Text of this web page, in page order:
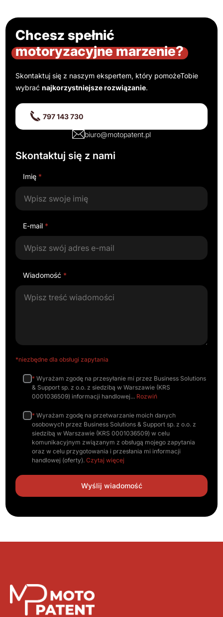
Chcesz spełnić
motoryzacyjne marzenie?
Skontaktuj się z naszym ekspertem, który pomożeTobie
wybraćnajkorzystniejsze rozwiązanie.
797 143 730
biuro@motopatent.pl
Skontaktuj się z nami
Imię *
E-mail *
Wiadomość *
*niezbędne dla obsługi zapytania
* Wyrażam zgodę na przesyłanie mi przez Business Solutions
& Support sp. z o.o. z siedzibą w Warszawie (KRS
0001036509) informacji handlowej
Rozwiń
* Wyrażam zgodę na przetwarzanie moich danych
osobowych przez Business Solutions & Support sp. z o.o. z
siedzibą w Warszawie (KRS 0001036509) w celu
komunikacyjnym związanym z obsługą mojego zapytania
oraz w celu przygotowania i przesłania mi informacji
handlowej (oferty).Czytaj więcej